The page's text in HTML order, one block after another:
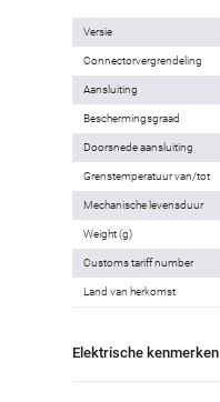
Versie
Connectorvergrendeling
Aansluiting
Beschermingsgraad
Doorsnede aansluiting
Grenstemperatuur van/tot
Mechanische levensduur
Weight (g)
Customs tariff number
Land van herkomst
Elektrische kenmerken